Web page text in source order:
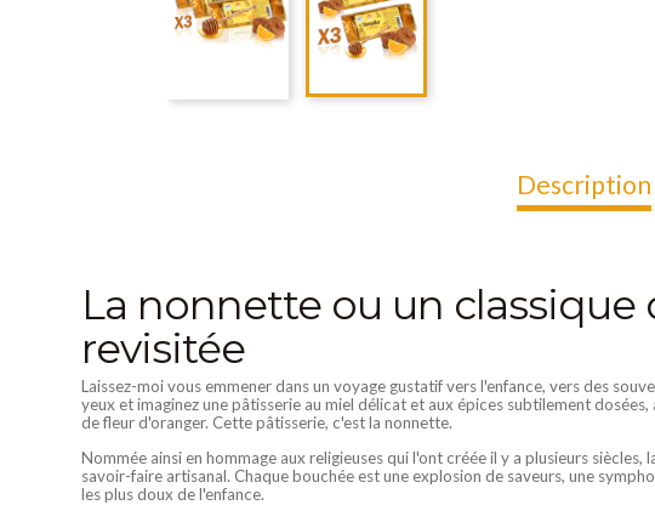
Description
La nonnette ou un classique
revisitée
Laissez-moi vous emmener dans un voyage gustatif vers l'enfance, vers des
yeux et imaginez une pâtisserie au miel délicat et aux épices subtilement
de fleur d'oranger. Cette pâtisserie, c'est la nonnette.
Nommée ainsi en hommage aux religieuses qui l'ont créée il y a plusieurs
savoir-faire artisanal. Chaque bouchée est une explosion de saveurs, une
les plus doux de l'enfance.